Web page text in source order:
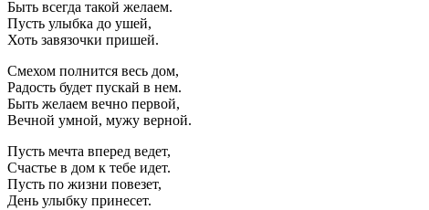
Быть всегда такой желаем.
Пусть улыбка до ушей,
Хоть завязочки пришей.
Смехом полнится весь дом,
Радость будет пускай в нем.
Быть желаем вечно первой,
Вечной умной, мужу верной.
Пусть мечта вперед ведет,
Счастье в дом к тебе идет.
Пусть по жизни повезет,
День улыбку принесет.